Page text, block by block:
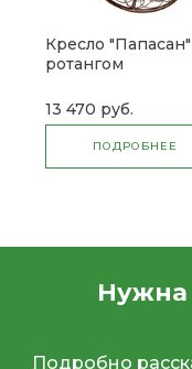
Кресло
ротангом
13 470 руб.
ПОДРОБНЕЕ
Нужна
Подробно